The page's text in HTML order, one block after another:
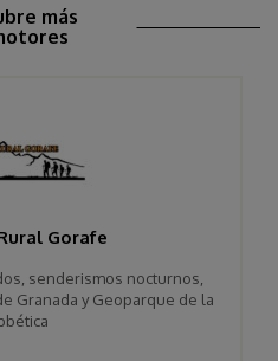
más
Gorafe
senderismos nocturnos,
Granada y Geoparque de la